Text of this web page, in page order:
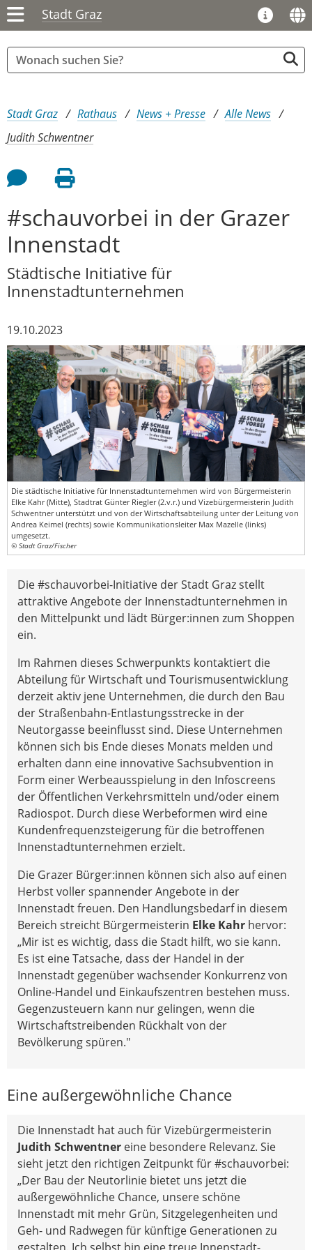
Stadt Graz
Sie sind hier:
Stadt Graz Rathaus News + Presse
Alle News
Judith Schwentner
Feedback an Autor
Seite drucken
#schauvorbei in der Grazer
Innenstadt
Städtische Initiative für
Innenstadtunternehmen
19.10.2023
Die städtische Initiative für Innenstadtunternehmen wird von Bürgermeisterin
Elke Kahr (Mitte), Stadtrat Günter Riegler (2.v.r.) und Vizebürgermeisterin Judith
Schwentner unterstützt und von der Wirtschaftsabteilung unter der Leitung von
Andrea Keimel (rechts) sowie Kommunikationsleiter Max Mazelle (links)
umgesetzt.
© Stadt Graz/Fischer
Die #schauvorbei-Initiative der Stadt Graz stellt
attraktive Angebote der Innenstadtunternehmen in
den Mittelpunkt und lädt Bürger:innen zum Shoppen
ein.
Im Rahmen dieses Schwerpunkts kontaktiert die
Abteilung für Wirtschaft und Tourismusentwicklung
derzeit aktiv jene Unternehmen, die durch den Bau
der Straßenbahn-Entlastungsstrecke in der
Neutorgasse beeinflusst sind. Diese Unternehmen
können sich bis Ende dieses Monats melden und
erhalten dann eine innovative Sachsubvention in
Form einer Werbeausspielung in den Infoscreens
der Öffentlichen Verkehrsmitteln und/oder einem
Radiospot. Durch diese Werbeformen wird eine
Kundenfrequenzsteigerung für die betroffenen
Innenstadtunternehmen erzielt.
Die Grazer Bürger:innen können sich also auf einen
Herbst voller spannender Angebote in der
Innenstadt freuen. Den Handlungsbedarf in diesem
Bereich streicht Bürgermeisterin Elke Kahr hervor:
„Mir ist es wichtig, dass die Stadt hilft, wo sie kann.
Es ist eine Tatsache, dass der Handel in der
Innenstadt gegenüber wachsender Konkurrenz von
Online-Handel und Einkaufszentren bestehen muss.
Gegenzusteuern kann nur gelingen, wenn die
Wirtschaftstreibenden Rückhalt von der
Bevölkerung spüren."
Eine außergewöhnliche Chance
Die Innenstadt hat auch für Vizebürgermeisterin
Judith Schwentner eine besondere Relevanz. Sie
sieht jetzt den richtigen Zeitpunkt für #schauvorbei:
„Der Bau der Neutorlinie bietet uns jetzt die
außergewöhnliche Chance, unsere schöne
Innenstadt mit mehr Grün, Sitzgelegenheiten und
Geh- und Radwegen für künftige Generationen zu
gestalten. Ich selbst bin eine treue Innenstadt-